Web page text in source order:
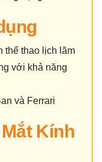
thể thao lịch lãm
với khả năng
và Ferrari
Kính